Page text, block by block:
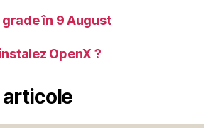
grade în 9 August
OpenX ?